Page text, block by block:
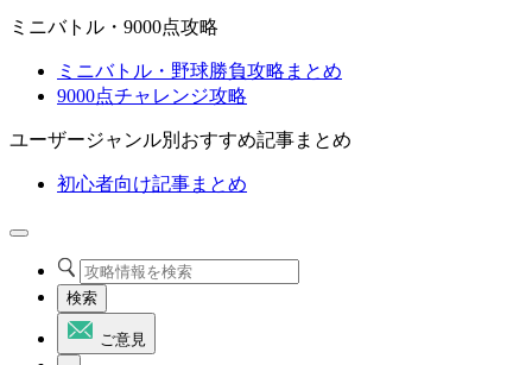
ミニバトル・9000点攻略
ミニバトル・野球勝負攻略まとめ
9000点チャレンジ攻略
ユーザージャンル別おすすめ記事まとめ
初心者向け記事まとめ
検索
ご意見